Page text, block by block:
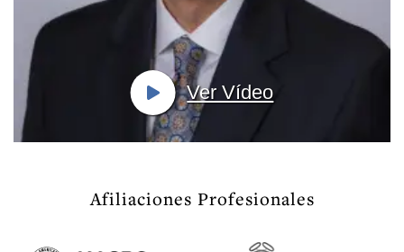
Ver Vídeo
Afiliaciones Profesionales